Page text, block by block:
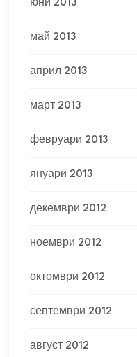
юни 2013
май 2013
април 2013
март 2013
февруари 2013
януари 2013
декември 2012
ноември 2012
октомври 2012
септември 2012
август 2012